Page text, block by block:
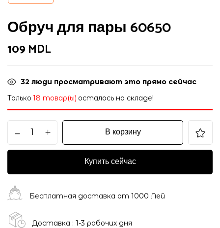
Обруч для пары 60650
109 MDL
32 люди просматривают это прямо сейчас
Только 18 товар(ы) осталось на складе!
В корзину
Купить сейчас
Бесплатная доставка от 1000 Лей
Доставка : 1-3 рабочих дня